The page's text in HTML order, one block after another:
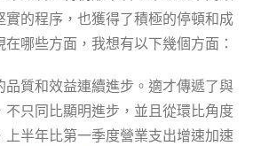
實的程序，也獲得了積極的停頓和成
哪些方面，我想有以下幾個方面：
質和效益連續進步。適才傳遞了與
只同比顯明進步，並且從環比角度
半年比第一季度營業支出增速加速